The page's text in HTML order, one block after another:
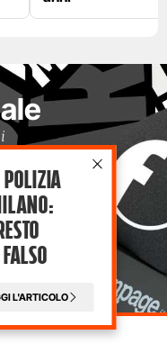
L'ARTICOLO